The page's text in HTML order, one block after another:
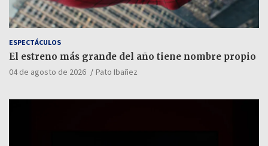
ESPECTÁCULOS
El estreno más grande del año tiene nombre propio
04 de agosto de 2026 Pato Ibañez